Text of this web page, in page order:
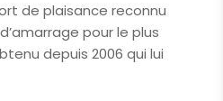
de plaisance reconnu
pour le plus
depuis 2006 qui lui